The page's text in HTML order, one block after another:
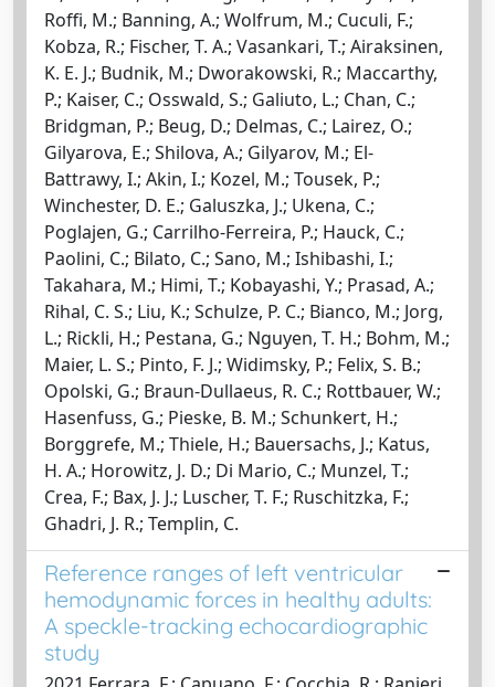
Roffi, M.; Banning, A.; Wolfrum, M.; Cuculi, F.;
Kobza, R.; Fischer, T. A.; Vasankari, T.; Airaksinen,
K. E. J.; Budnik, M.; Dworakowski, R.; Maccarthy,
P.; Kaiser, C.; Osswald, S.; Galiuto, L.; Chan, C.;
Bridgman, P.; Beug, D.; Delmas, C.; Lairez, O.;
Gilyarova, E.; Shilova, A.; Gilyarov, M.; El-
Battrawy, I.; Akin, I.; Kozel, M.; Tousek, P.;
Winchester, D. E.; Galuszka, J.; Ukena, C.;
Poglajen, G.; Carrilho-Ferreira, P.; Hauck, C.;
Paolini, C.; Bilato, C.; Sano, M.; Ishibashi, I.;
Takahara, M.; Himi, T.; Kobayashi, Y.; Prasad, A.;
Rihal, C. S.; Liu, K.; Schulze, P. C.; Bianco, M.; Jorg,
L.; Rickli, H.; Pestana, G.; Nguyen, T. H.; Bohm, M.;
Maier, L. S.; Pinto, F. J.; Widimsky, P.; Felix, S. B.;
Opolski, G.; Braun-Dullaeus, R. C.; Rottbauer, W.;
Hasenfuss, G.; Pieske, B. M.; Schunkert, H.;
Borggrefe, M.; Thiele, H.; Bauersachs, J.; Katus,
H. A.; Horowitz, J. D.; Di Mario, C.; Munzel, T.;
Crea, F.; Bax, J. J.; Luscher, T. F.; Ruschitzka, F.;
Ghadri, J. R.; Templin, C.
Reference ranges of left ventricular
hemodynamic forces in healthy adults:
A speckle-tracking echocardiographic
study